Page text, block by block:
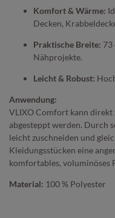
Komfort & Wärme:
Decken,
Praktische Breite: 73
Nähprojekte.
Leicht & Robust:
Anwendung:
VLIXO Comfort kann direkt
abgesteppt werden. Durch
leicht zuschneiden und
Kleidungsstücken eine
komfortables, voluminöses
Material: 100 % Polyester